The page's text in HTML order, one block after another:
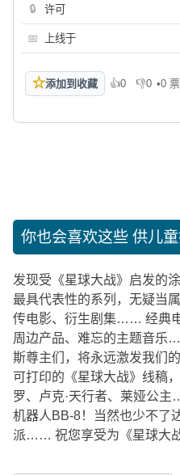
🔒 许可
📅 上线于
☆添加到收藏 👍0
喜欢 👎0
不喜欢
•0 票
你也会喜欢这些 供儿
发现受《星球大战》启发的
最具代表性的系列，无疑当
传电影、衍生剧集…… 经典
周边产品、难忘的主题音乐
斯尊主们，将永远激发我们
可打印的《星球大战》线稿
罗、卢克·天行者、莱娅公
机器人BB-8！当然也少不了
派…… 祝您享受为《星球大